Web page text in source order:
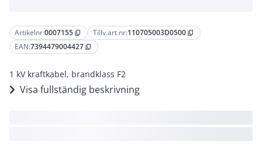
Artikelnr:0007155 content_copy Tillv.art.nr:110705003D0500 content_copy
EAN:7394479004427 content_copy
1 kV kraftkabel, brandklass F2
Visa fullständig beskrivning